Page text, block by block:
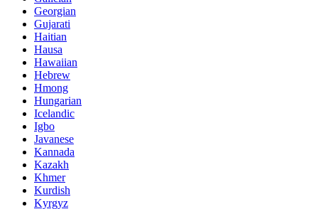
Georgian
Gujarati
Haitian
Hausa
Hawaiian
Hebrew
Hmong
Hungarian
Icelandic
Igbo
Javanese
Kannada
Kazakh
Khmer
Kurdish
Kyrgyz